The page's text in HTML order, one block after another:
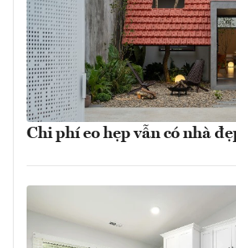
Chi phí eo hẹp vẫn có nhà